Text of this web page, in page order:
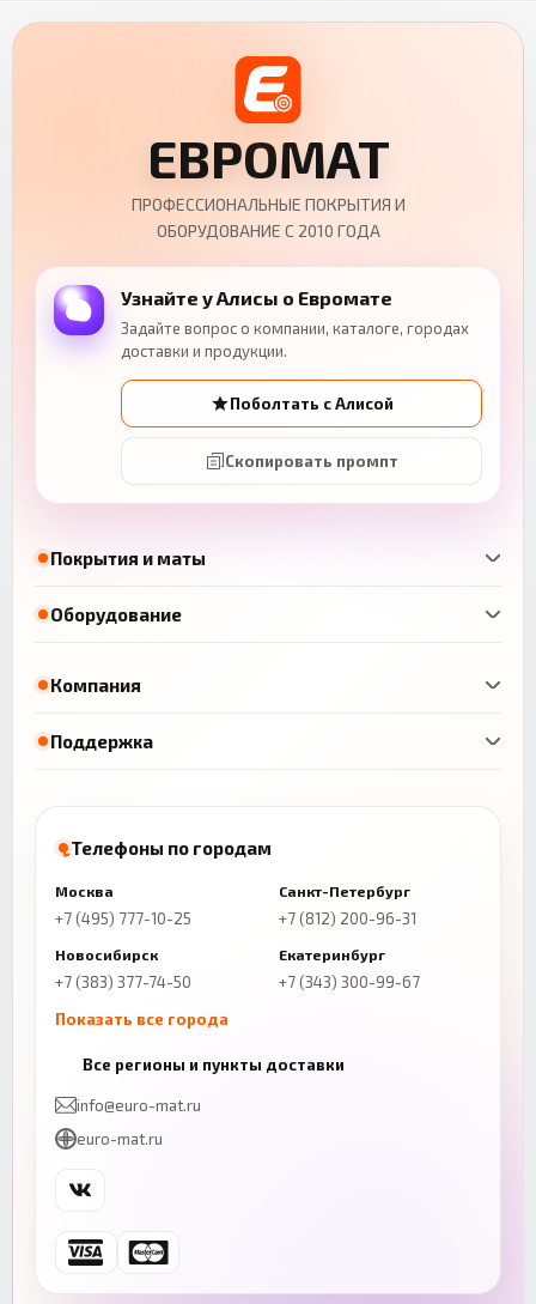
Покрытия и маты
Оборудование
ЕВРОМАТ
ПРОФЕССИОНАЛЬНЫЕ ПОКРЫТИЯ И
ОБОРУДОВАНИЕ С 2010 ГОДА
Узнайте у Алисы о Евромате
Задайте вопрос о компании, каталоге, городах
доставки и продукции.
Поболтать с Алисой
Скопировать промпт
Компания
Поддержка
Телефоны по городам
Москва
+7 (495) 777-10-25
Санкт-Петербург
+7 (812) 200-96-31
Новосибирск
+7 (383) 377-74-50
Екатеринбург
+7 (343) 300-99-67
Показать все города
+7 (843) 206-01-30
Челябинск
+7 (343) 300-99-67
Ростов-на-Дону
+7 (863) 333-50-75
Все регионы и пункты доставки
info@euro-mat.ru
euro-mat.ru